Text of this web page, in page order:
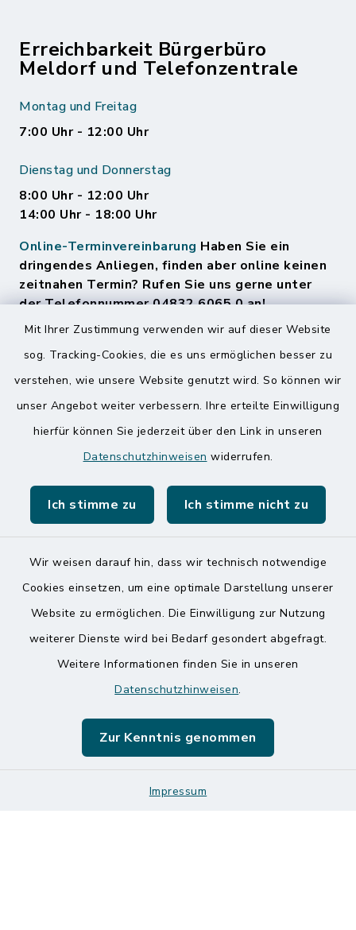
Mit Ihrer Zustimmung verwenden wir auf dieser Website
sog. Tracking-Cookies, die es uns ermöglichen besser zu
verstehen, wie unsere Website genutzt wird. So können wir
unser Angebot weiter verbessern. Ihre erteilte Einwilligung
hierfür können Sie jederzeit über den Link in unseren
Datenschutzhinweisen widerrufen.
Ich stimme zu Ich stimme nicht zu
Wir weisen darauf hin, dass wir technisch notwendige
Cookies einsetzen, um eine optimale Darstellung unserer
Website zu ermöglichen. Die Einwilligung zur Nutzung
weiterer Dienste wird bei Bedarf gesondert abgefragt.
Weitere Informationen finden Sie in unseren
Datenschutzhinweisen.
Zur Kenntnis genommen
Impressum
Erreichbarkeit Bürgerbüro
Meldorf und Telefonzentrale
Montag und Freitag
7:00 Uhr - 12:00 Uhr
Dienstag und Donnerstag
8:00 Uhr - 12:00 Uhr
14:00 Uhr - 18:00 Uhr
Online-Terminvereinbarung Haben Sie ein
dringendes Anliegen, finden aber online keinen
zeitnahen Termin? Rufen Sie uns gerne unter
der Telefonnummer 04832 6065 0 an!
Quicklinks
Amt Mitteldithmarschen
Speicherkoog Meldorfer Koog
Kontakt
Datenschutz
Logos und Designmanual